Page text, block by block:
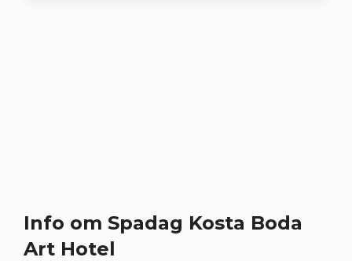
Info om Spadag Kosta Boda
Art Hotel